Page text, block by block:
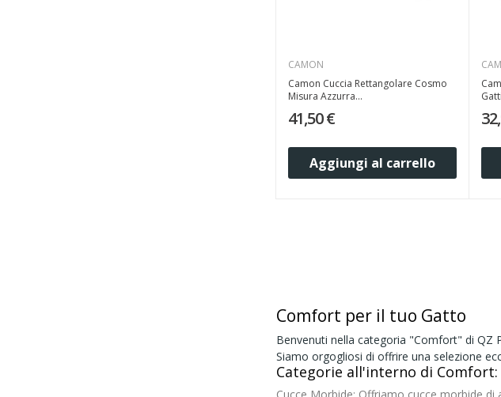
CAMON
Camon Cuccia Rettangolare Cosmo
Misura Azzurra...
41,50 €
Aggiungi al carrello
Comfort per il tuo Gatto
Benvenuti nella categoria "Comfort" di
Siamo orgogliosi di offrire una selezione
Categorie all'interno di Comfort: